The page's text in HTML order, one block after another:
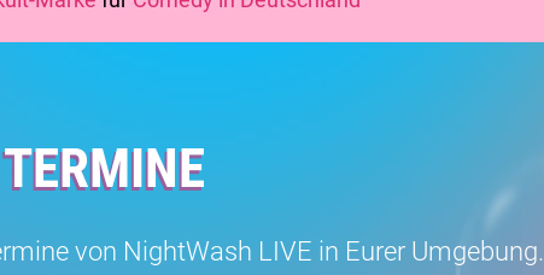
TERMINE
von NightWash LIVE in Eurer Umgebung.